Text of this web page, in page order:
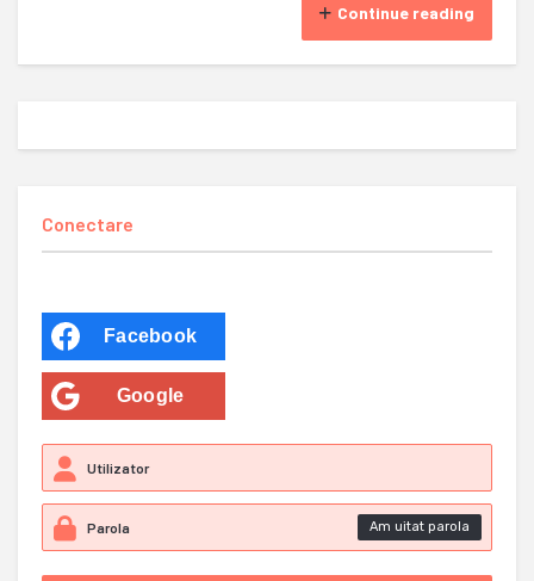
Continue reading
Conectare
Facebook
Google
Am uitat parola